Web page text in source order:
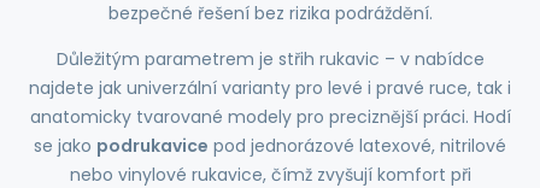
bezpečné řešení bez rizika podráždění.
Důležitým parametrem je střih rukavic – v nabídce
najdete jak univerzální varianty pro levé i pravé ruce, tak i
anatomicky tvarované modely pro preciznější práci. Hodí
se jako podrukavice pod jednorázové latexové, nitrilové
nebo vinylové rukavice, čímž zvyšují komfort při